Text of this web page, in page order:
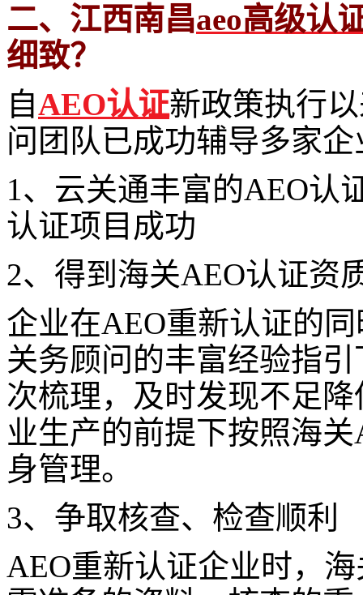
二、江西南昌aeo高级认
细致？
自AEO认证新政策执行
问团队已成功辅导多家
1、云关通丰富的AEO认
认证项目成功
2、得到海关AEO认证资
企业在AEO重新认证的
关务顾问的丰富经验指
次梳理，及时发现不足
业生产的前提下按照海
身管理。
3、争取核查、检查顺利
AEO重新认证企业时，